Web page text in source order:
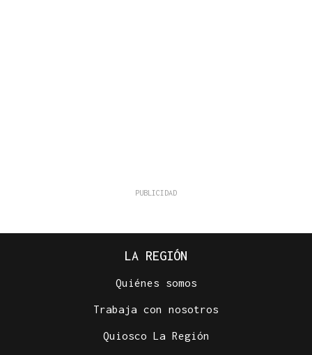
LA REGIÓN
Quiénes somos
Trabaja con nosotros
Quiosco La Región